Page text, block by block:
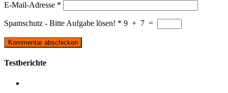
E-Mail-Adresse *
Spamschutz - Bitte Aufgabe lösen! * 9 + 7 =
Testberichte